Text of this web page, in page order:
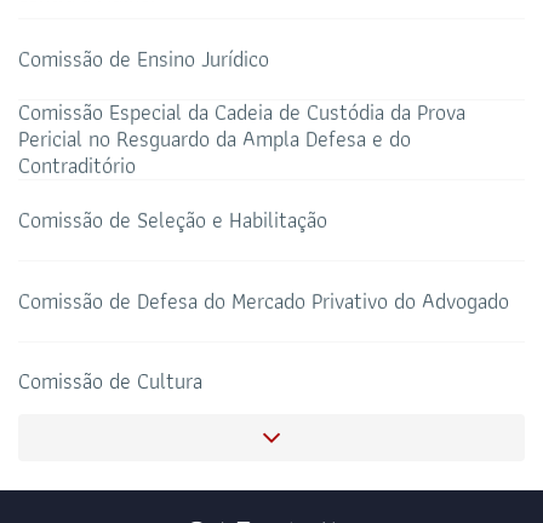
TRIBUNAL DE ÉTICA
HOTEL DE TRÂNSITO
SALAS DE APOIO AO
Comissão de Ensino Jurídico
Comissão Especial da Cadeia de Custódia da Prova
Pericial no Resguardo da Ampla Defesa e do
Contraditório
Comissão de Seleção e Habilitação
Comissão de Defesa do Mercado Privativo do Advogado
Comissão de Cultura
Comissão de Assuntos Penitenciários